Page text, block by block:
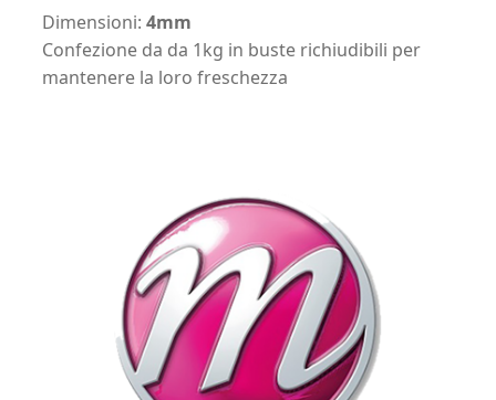
Dimensioni: 4mm
Confezione da da 1kg in buste richiudibili per
mantenere la loro freschezza